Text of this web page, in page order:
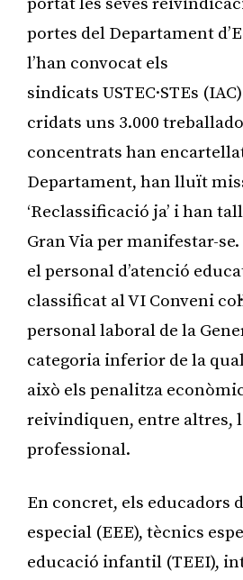
portes del Departament
l’han convocat els
sindicats USTEC·STEs
cridats uns 3.000
concentrats han
Departament, han lluït
‘Reclassificació ja’ i han
Gran Via per manifestar-
el personal d’atenció
classificat al VI Conveni
personal laboral de la
categoria inferior de la
això els penalitza
reivindiquen, entre altres,
professional.
En concret, els educadors
especial (EEE), tècnics
educació infantil (TEEI),